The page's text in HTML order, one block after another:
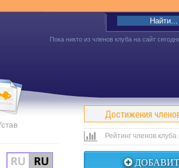
Пока никто из членов клуба на сайт
Достижения
Рейтинг членов